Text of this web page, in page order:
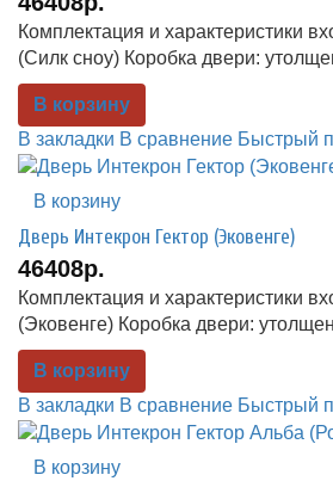
Комплектация и характеристики
(Силк сноу) Коробка двери:
В корзину
В закладки В сравнение Быстрый
В корзину
Дверь Интекрон Гектор (Эковенге)
46408р.
Комплектация и характеристики
(Эковенге) Коробка двери:
В корзину
В закладки В сравнение Быстрый
В корзину